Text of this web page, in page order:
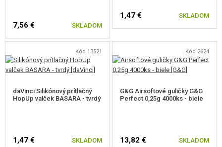
7,56 € SKLADOM
1,47 € SKLADOM
Kód 13521
daVinci Silikónový prítlačný
HopUp valček BASARA - tvrdý
1,47 € SKLADOM
Kód 2624
G&G Airsoftové guličky G&G
Perfect 0,25g 4000ks - biele
13,82 € SKLADOM